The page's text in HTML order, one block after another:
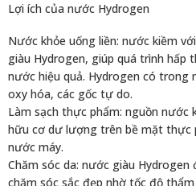
Lợi ích của nước Hydrogen
Nước khỏe uống liền: nước kiềm
giàu Hydrogen, giúp quá trình hấp
nước hiệu quả. Hydrogen có trong
oxy hóa, các gốc tự do.
Làm sạch thực phẩm: nguồn nước
hữu cơ dư lượng trên bề mặt thực
nước máy.
Chăm sóc da: nước giàu
chăm sóc sắc đẹp nhờ tốc độ